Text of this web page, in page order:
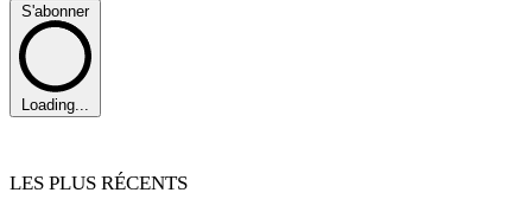
S'abonner
Loading...
LES PLUS RÉCENTS